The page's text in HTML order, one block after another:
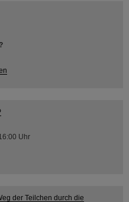
Uhr
der Teilchen durch die